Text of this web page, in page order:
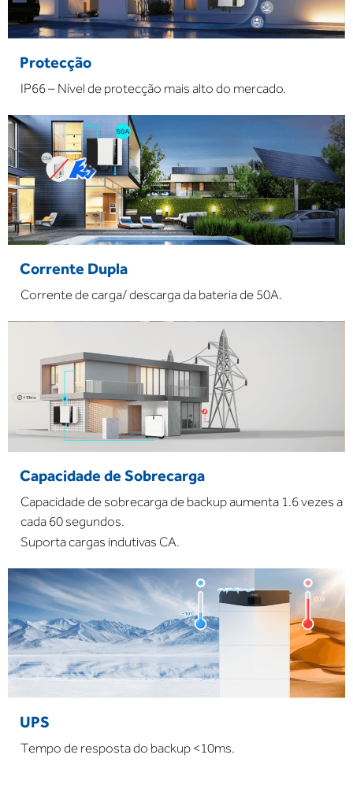
Protecção
IP66 – Nível de protecção mais alto do mercado.
Corrente Dupla
Corrente de carga/ descarga da bateria de 50A.
Capacidade de Sobrecarga
Capacidade de sobrecarga de backup aumenta 1.6 vezes a
cada 60 segundos.
Suporta cargas indutivas CA.
UPS
Tempo de resposta do backup <10ms.